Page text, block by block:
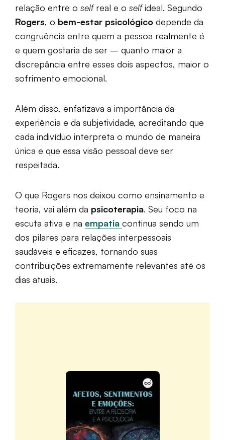
relação entre o selfreal e o selfideal. Segundo
Rogers, o bem-estar psicológico depende da
congruência entre quem a pessoa realmente é
e quem gostaria de ser – quanto maior a
discrepância entre esses dois aspectos, maior o
sofrimento emocional.
Além disso, enfatizava a importância da
experiência e da subjetividade, acreditando que
cada indivíduo interpreta o mundo de maneira
única e que essa visão pessoal deve ser
respeitada.
O que Rogers nos deixou como ensinamento e
teoria, vai além da psicoterapia. Seu foco na
escuta ativa e na empatia continua sendo um
dos pilares para relações interpessoais
saudáveis e eficazes, tornando suas
contribuições extremamente relevantes até os
dias atuais.